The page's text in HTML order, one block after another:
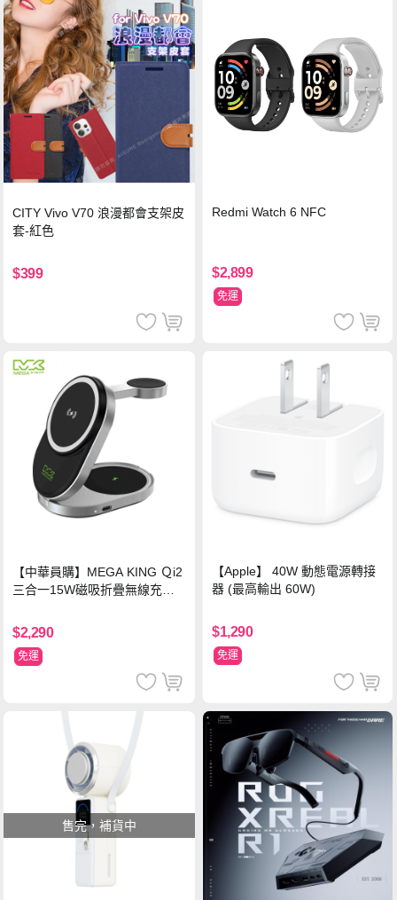
CITY Vivo V70 浪漫都會支架皮
套-紅色
$399
Redmi Watch 6 NFC
$2,899
免運
【中華員購】MEGA KING Ｑi2
三合一15W磁吸折疊無線充電
$2,290
免運
【Apple】 40W 動態電源轉接
器 (最高輸出 60W)
$1,290
免運
售完，補貨中